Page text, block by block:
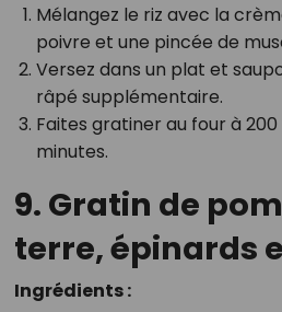
Mélangez le riz avec la
poivre et une pincée de
Versez dans un plat et
râpé supplémentaire.
Faites gratiner au four à
minutes.
9. Gratin de
terre, épinards
Ingrédients :